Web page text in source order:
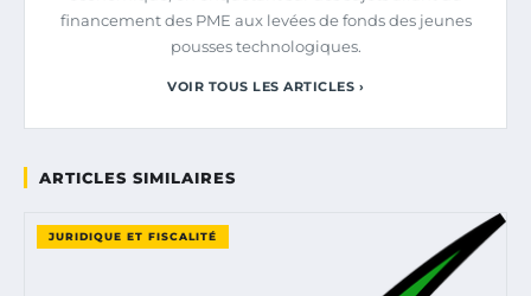
financement des PME aux levées de fonds des jeunes
pousses technologiques.
VOIR TOUS LES ARTICLES ›
ARTICLES SIMILAIRES
JURIDIQUE ET FISCALITÉ